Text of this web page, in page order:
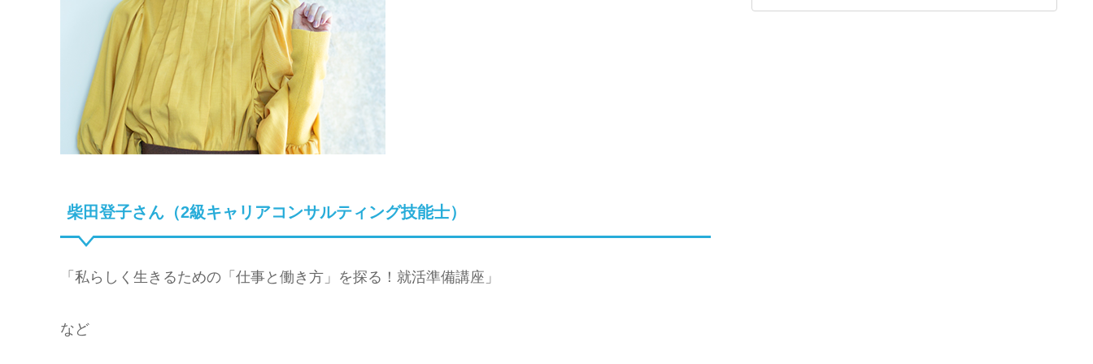
柴田登子さん（2級キャリアコンサルティング技能士）
「私らしく生きるための「仕事と働き方」を探る！就活準備講座」
など